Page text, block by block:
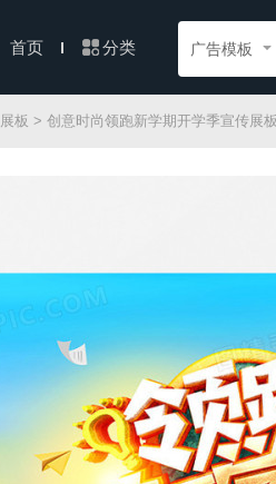
首页 分类 广告模板
展板 > 创意时尚领跑新学期开学季宣传展